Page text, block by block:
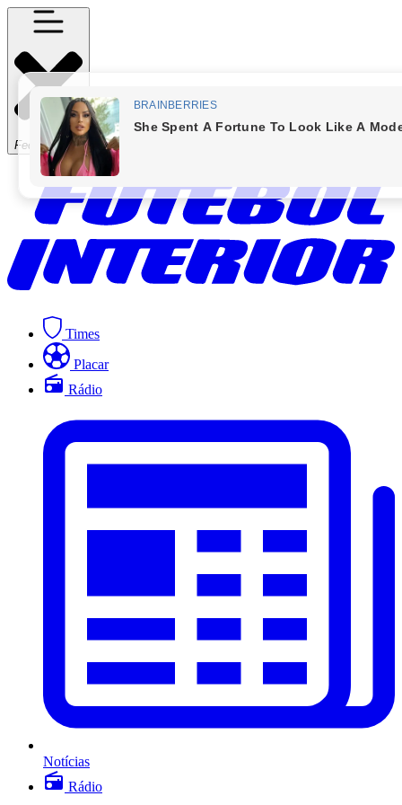
Fechar Menu
Times
Placar
Rádio
Notícias
Rádio